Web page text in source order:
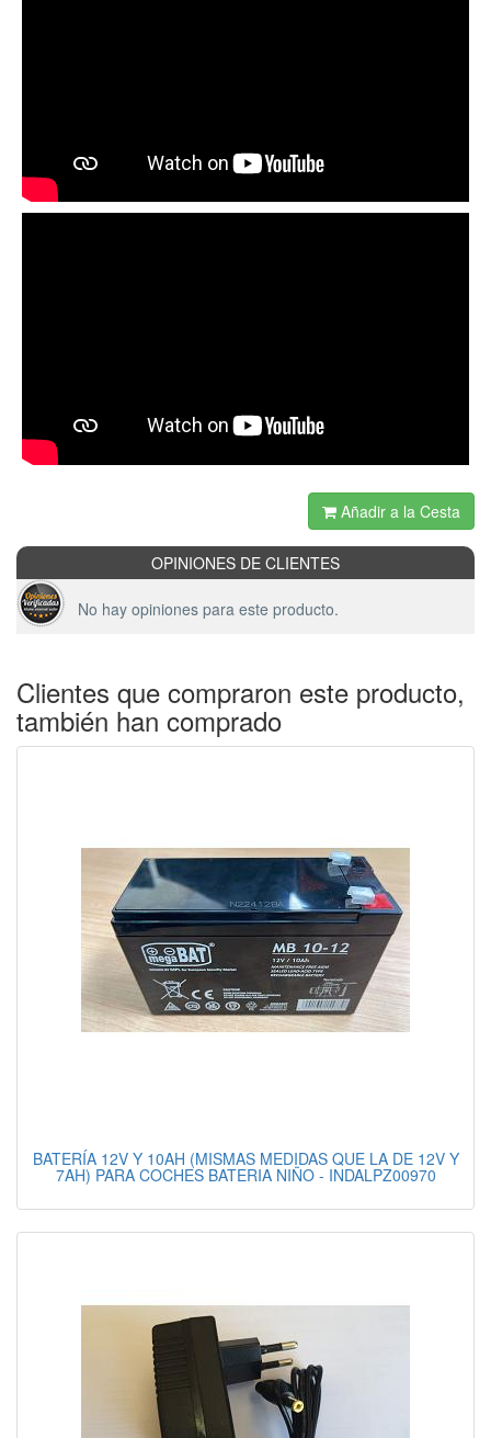
Añadir a la Cesta
OPINIONES DE CLIENTES
No hay opiniones para este producto.
Clientes que compraron este producto,
también han comprado
BATERÍA 12V Y 10AH (MISMAS MEDIDAS QUE LA DE 12V Y
7AH) PARA COCHES BATERIA NIÑO - INDALPZ00970